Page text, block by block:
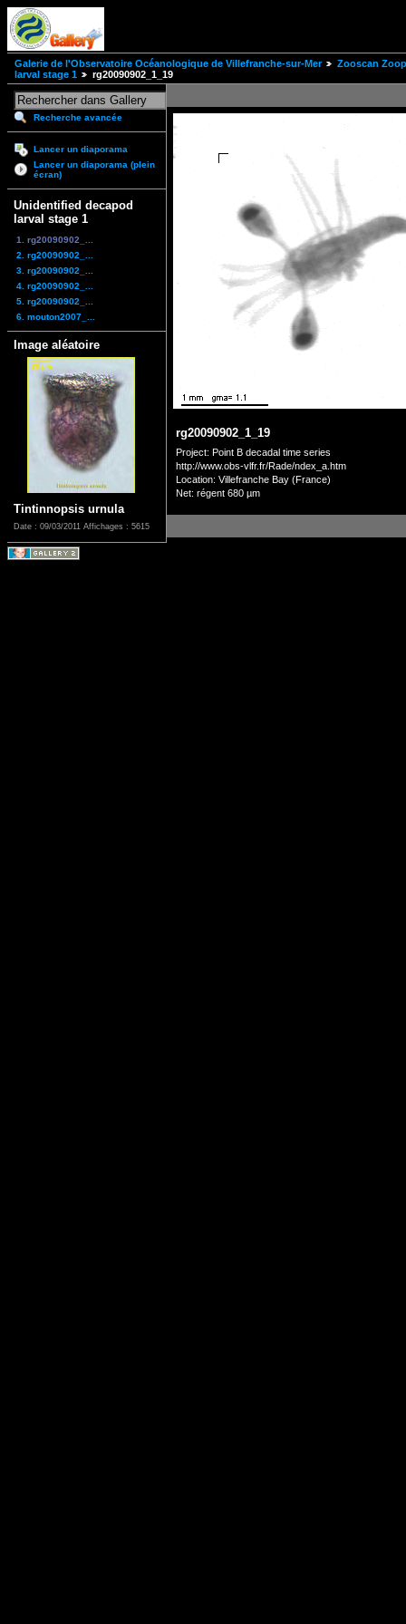
Galerie de l'Observatoire Océanologique de Villefranche-sur-Mer
Zooscan
larval stage 1
rg20090902_1_19
Recherche avancée
Lancer un diaporama
Lancer un diaporama (plein
écran)
Unidentified decapod
larval stage 1
1. rg20090902_...
2. rg20090902_...
3. rg20090902_...
4. rg20090902_...
5. rg20090902_...
6. mouton2007_...
Image aléatoire
Tintinnopsis urnula
Date : 09/03/2011 Affichages : 5615
rg20090902_1_19
Project: Point B decadal time series
http://www.obs-vlfr.fr/Rade/ndex_a.htm
Location: Villefranche Bay (France)
Net: régent 680 µm